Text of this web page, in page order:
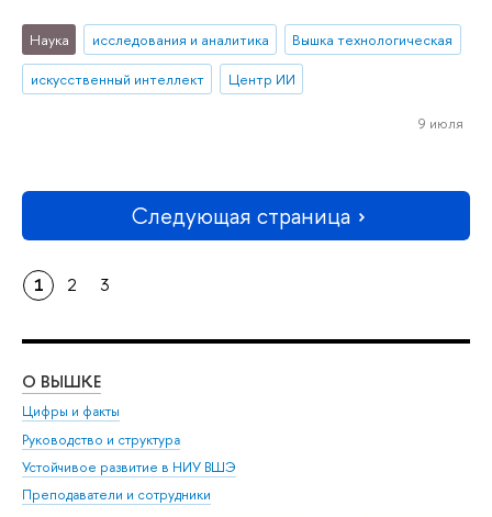
Наука исследования и аналитика
Вышка технологическая
искусственный интеллект
Центр ИИ
9 июля
Следующая страница
1 2 3
О ВЫШКЕ
Цифры и факты
Руководство и структура
Устойчивое развитие в НИУ ВШЭ
Преподаватели и сотрудники